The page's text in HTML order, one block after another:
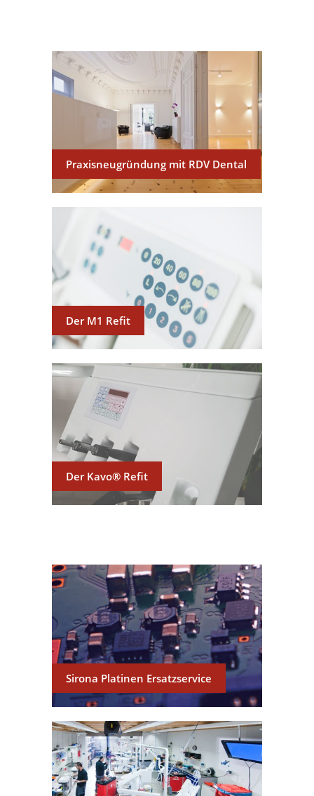
Praxisneugründung mit RDV Dental
Der M1 Refit
Der Kavo® Refit
Sirona Platinen Ersatzservice